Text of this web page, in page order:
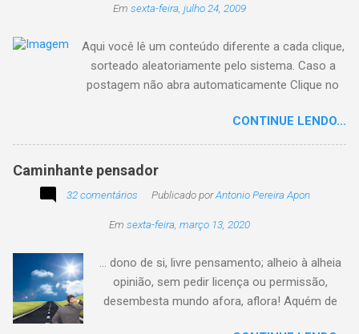
Em sexta-feira, julho 24, 2009
Aqui você lê um conteúdo diferente a cada clique,
sorteado aleatoriamente pelo sistema. Caso a
postagem não abra automaticamente Clique no
CONTINUE LENDO...
Caminhante pensador
32 comentários Publicado porAntonio Pereira Apon
Em sexta-feira, março 13, 2020
... dono de si, livre pensamento; alheio à alheia
opinião, sem pedir licença ou permissão,
desembesta mundo afora, aflora! Aquém de